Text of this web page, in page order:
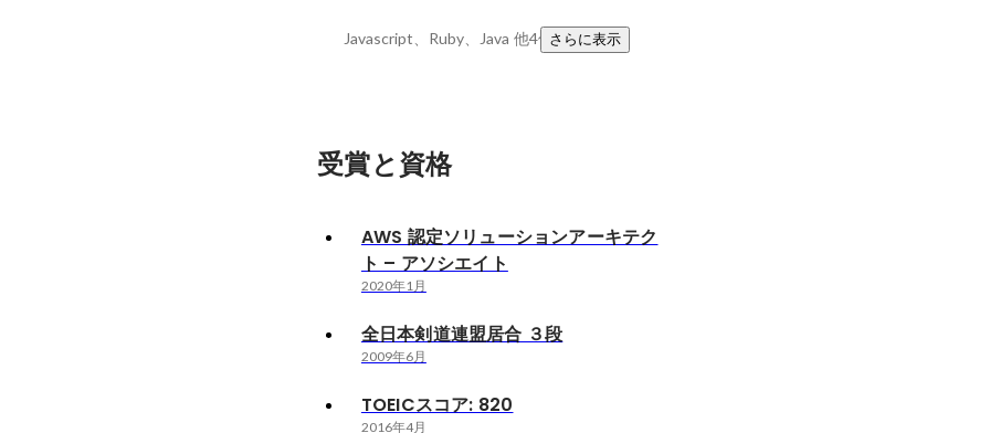
Javascript、Ruby、Java 他4件さらに表示
受賞と資格
AWS 認定ソリューションアーキテク
ト – アソシエイト
2020年1月
全日本剣道連盟居合 ３段
2009年6月
TOEICスコア: 820
2016年4月